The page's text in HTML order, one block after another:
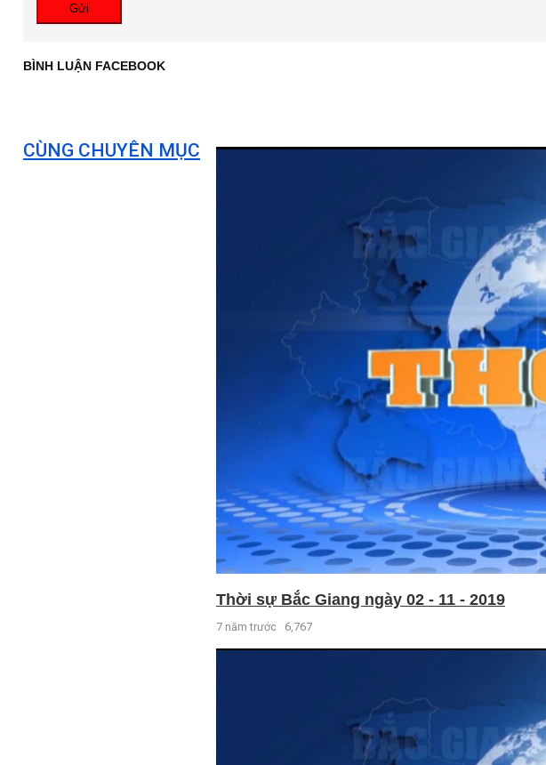
Gửi
BÌNH LUẬN FACEBOOK
CÙNG CHUYÊN MỤC
Thời sự Bắc Giang ngày 02 - 11 - 2019
7 năm trước 6,767